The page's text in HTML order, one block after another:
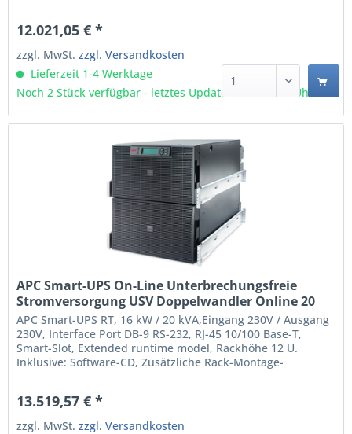
Doppelwandler (Online) 15 kVA 12000 W Wellenform: Sine 8
AC-Ausgänge...
12.021,05 € *
zzgl. MwSt.zzgl. Versandkosten
Lieferzeit 1-4 Werktage
Noch 2 Stück verfügbar - letztes Update 07.08 - 3:03 Uhr
APC Smart-UPS On-Line Unterbrechungsfreie
Stromversorgung USV Doppelwandler Online 20
kVA 16000 W 8 AC-Ausgänge (SURT20KRMXLI)
APC Smart-UPS RT, 16 kW / 20 kVA,Eingang 230V / Ausgang
230V, Interface Port DB-9 RS-232, RJ-45 10/100 Base-T,
Smart-Slot, Extended runtime model, Rackhöhe 12 U.
Inklusive: Software-CD, Zusätzliche Rack-Montage-
Doppelwandler (Online) 20 kVA 16000 W Wellenform: Sine 8
AC-Ausgänge...
13.519,57 € *
zzgl. MwSt.zzgl. Versandkosten